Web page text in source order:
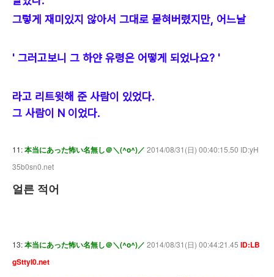
그렇게 재미있지 않아서 그대로 묻혀버렸지만, 어느날
' 그러고보니 그 하얀 유령은 어떻게 되었나요? '
라고 리트윗해 준 사람이 있었다.
그 사람이 N 이었다.
11:本当にあった怖い名無し＠＼(^o^)／ 2014/08/31(日) 00:40:15.50 ID:yH
35b0sn0.net
얼른 적어
13:本当にあった怖い名無し＠＼(^o^)／ 2014/08/31(日) 00:44:21.45 ID:LB
gSttyI0.net